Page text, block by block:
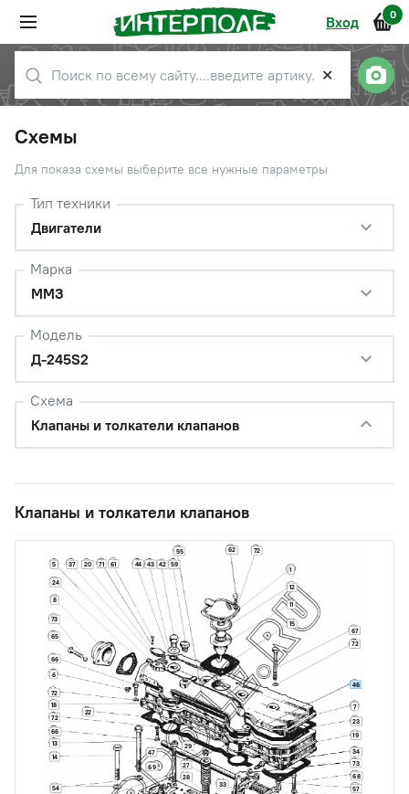
Вход 0
✕
Схемы
Для показа схемы выберите все нужные параметры
Тип техники
Двигатели
Марка
ММЗ
Модель
Д-245S2
Схема
Клапаны и толкатели клапанов
Клапаны и толкатели клапанов
1
5
6
7
8
11
12
13
14
15
18
19
20
22
23
24
27
28
29
33
34
37 42
43
44
46
47
54
55
57
59
61
62
65
66
66
67
68
69
71
72
72
72
72
73
73